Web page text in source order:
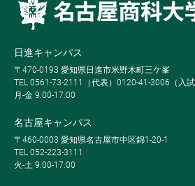
日進キャンパス
〒470-0193 愛知県日進市米野木町三ケ峯
TEL 0561-73-2111（代表）0120-41-3006（入試
月-金 9:00-17:00
名古屋キャンパス
〒460-0003 愛知県名古屋市中区錦1-20-1
TEL 052-223-3111
火-土 9:00-17:00